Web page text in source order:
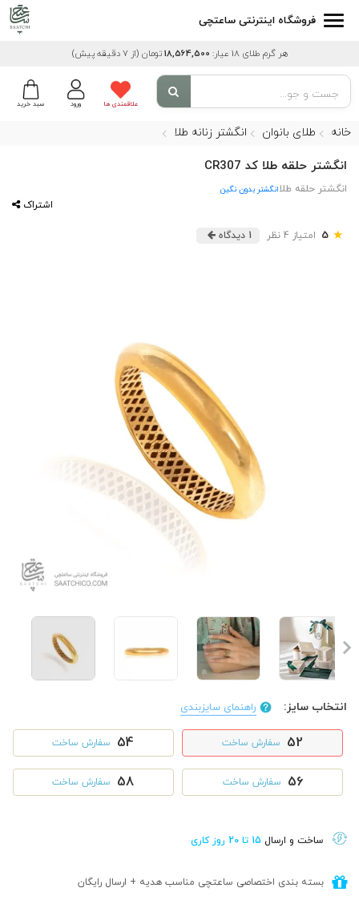
فروشگاه اینترنتی ساعتچی
هر گرم طلای 18 عیار: 18,564,500تومان (از 7 دقیقه پیش)
سبد خرید ورود علاقمندی ها
خانه طلای بانوان انگشتر زنانه طلا
انگشتر حلقه طلا کد CR307
انگشتر حلقه طلاانگشتر بدون نگین
اشتراک
★
5 امتیاز 4 نظر 1 دیدگاه
انتخاب سایز: راهنمای سایزبندی
52 سفارش ساخت 54 سفارش ساخت
56 سفارش ساخت 58 سفارش ساخت
ساخت و ارسال 15 تا 20 روز کاری
بسته بندی اختصاصی ساعتچی مناسب هدیه + ارسال رایگان